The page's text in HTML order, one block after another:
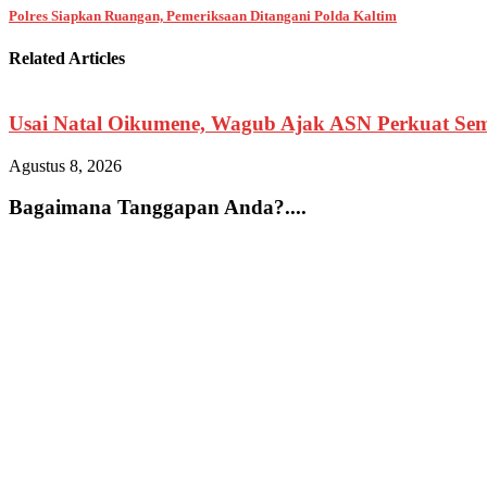
Polres Siapkan Ruangan, Pemeriksaan Ditangani Polda Kaltim
Related Articles
Usai Natal Oikumene, Wagub Ajak ASN Perkuat
Agustus 8, 2026
Bagaimana Tanggapan Anda?....